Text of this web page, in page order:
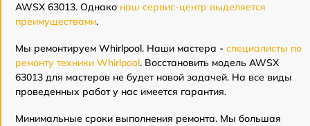
AWSX 63013. Однако наш сервис-центр выделяется
преимуществами.
Мы ремонтируем Whirlpool. Наши мастера - специалисты по
ремонту техники Whirlpool. Восстановить модель AWSX
63013 для мастеров не будет новой задачей. На все виды
проведенных работ у нас имеется гарантия.
Минимальные сроки выполнения ремонта. Мы большая